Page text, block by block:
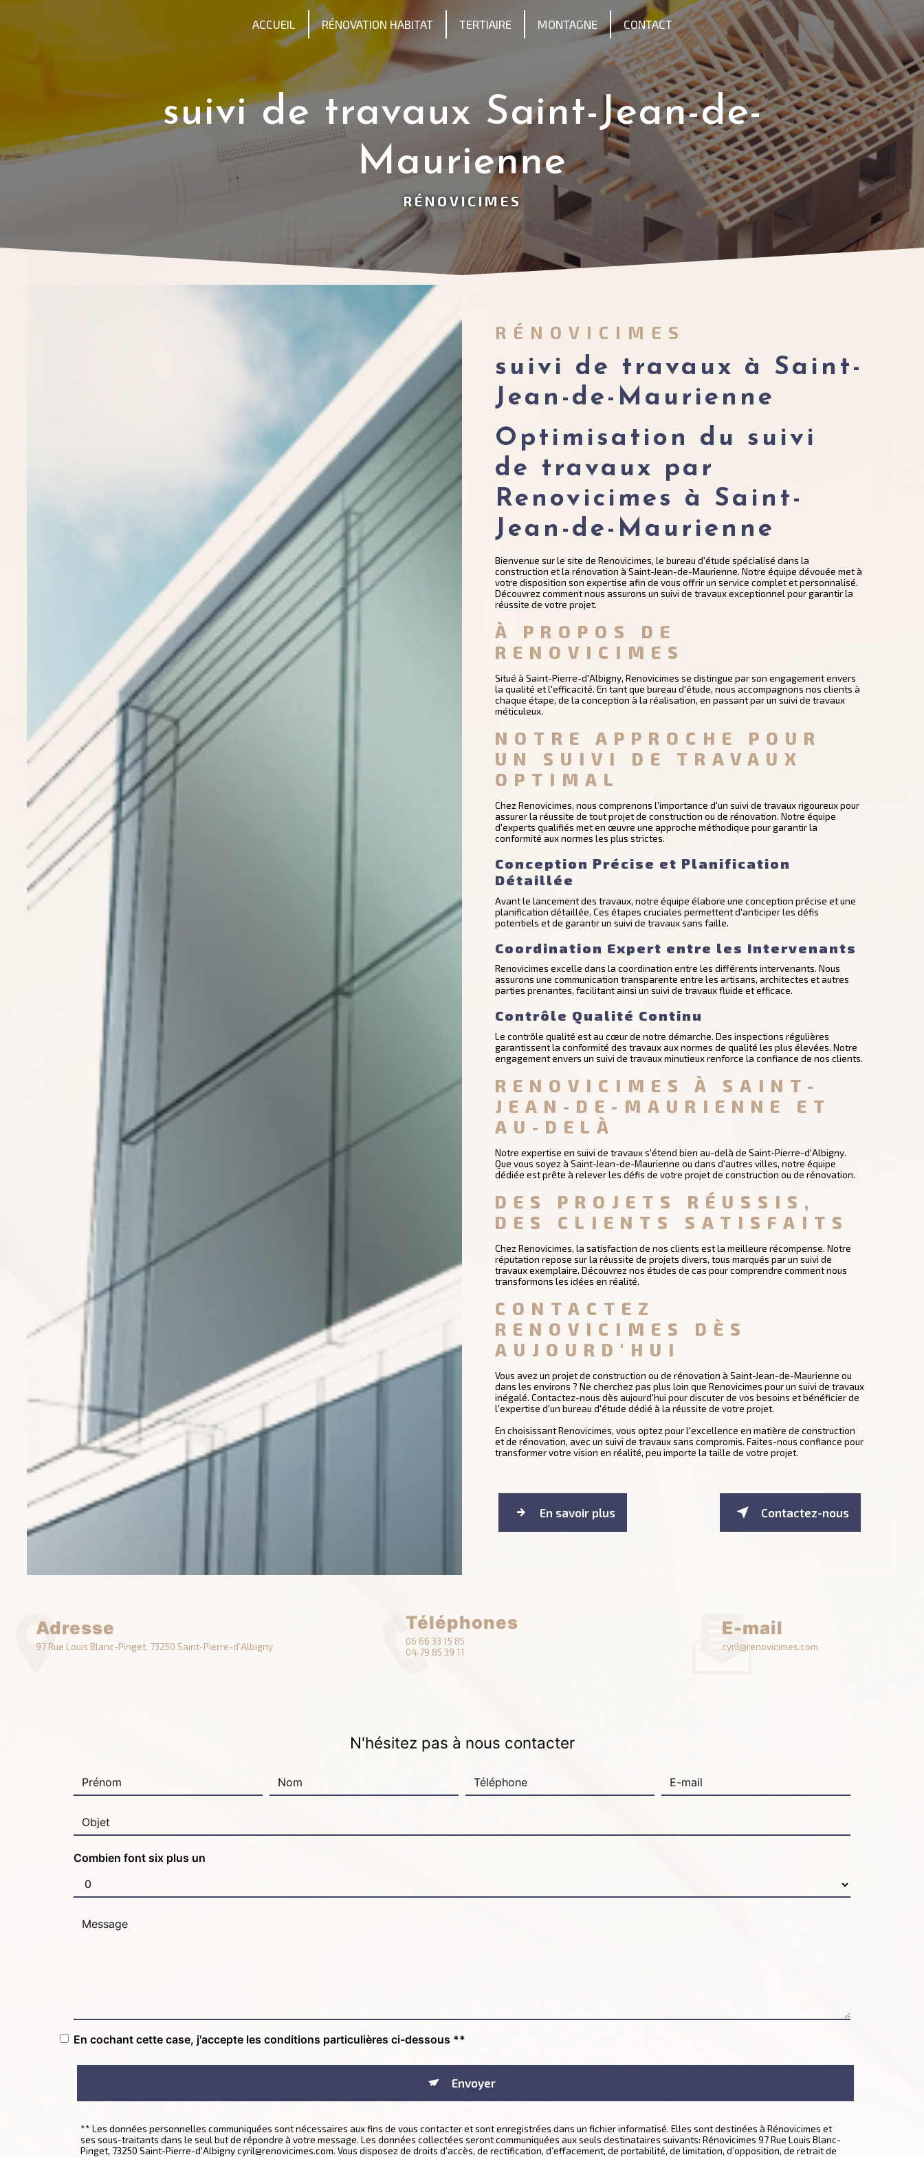
ACCUEIL RÉNOVATION HABITAT TERTIAIRE MONTAGNE CONTACT
suivi de travaux Saint-Jean-de-
Maurienne
RÉNOVICIMES
RÉNOVICIMES
suivi de travaux à Saint-
Jean-de-Maurienne
Optimisation du suivi
de travaux par
Renovicimes à Saint-
Jean-de-Maurienne
Bienvenue sur le site de Renovicimes, le bureau d'étude spécialisé dans la
construction et la rénovation à Saint-Jean-de-Maurienne. Notre équipe dévouée met à
votre disposition son expertise afin de vous offrir un service complet et personnalisé.
Découvrez comment nous assurons un suivi de travaux exceptionnel pour garantir la
réussite de votre projet.
À PROPOS DE
RENOVICIMES
Situé à Saint-Pierre-d'Albigny, Renovicimes se distingue par son engagement envers
la qualité et l'efficacité. En tant que bureau d'étude, nous accompagnons nos clients à
chaque étape, de la conception à la réalisation, en passant par un suivi de travaux
méticuleux.
NOTRE APPROCHE POUR
UN SUIVI DE TRAVAUX
OPTIMAL
Chez Renovicimes, nous comprenons l'importance d'un suivi de travaux rigoureux pour
assurer la réussite de tout projet de construction ou de rénovation. Notre équipe
d'experts qualifiés met en œuvre une approche méthodique pour garantir la
conformité aux normes les plus strictes.
Conception Précise et Planification
Détaillée
Avant le lancement des travaux, notre équipe élabore une conception précise et une
planification détaillée. Ces étapes cruciales permettent d'anticiper les défis
potentiels et de garantir un suivi de travaux sans faille.
Coordination Expert entre les Intervenants
Renovicimes excelle dans la coordination entre les différents intervenants. Nous
assurons une communication transparente entre les artisans, architectes et autres
parties prenantes, facilitant ainsi un suivi de travaux fluide et efficace.
Contrôle Qualité Continu
Le contrôle qualité est au cœur de notre démarche. Des inspections régulières
garantissent la conformité des travaux aux normes de qualité les plus élevées. Notre
engagement envers un suivi de travaux minutieux renforce la confiance de nos clients.
RENOVICIMES À SAINT-
JEAN-DE-MAURIENNE ET
AU-DELÀ
Notre expertise en suivi de travaux s'étend bien au-delà de Saint-Pierre-d'Albigny.
Que vous soyez à Saint-Jean-de-Maurienne ou dans d'autres villes, notre équipe
dédiée est prête à relever les défis de votre projet de construction ou de rénovation.
DES PROJETS RÉUSSIS,
DES CLIENTS SATISFAITS
Chez Renovicimes, la satisfaction de nos clients est la meilleure récompense. Notre
réputation repose sur la réussite de projets divers, tous marqués par un suivi de
travaux exemplaire. Découvrez nos études de cas pour comprendre comment nous
transformons les idées en réalité.
CONTACTEZ
RENOVICIMES DÈS
AUJOURD'HUI
Vous avez un projet de construction ou de rénovation à Saint-Jean-de-Maurienne ou
dans les environs ? Ne cherchez pas plus loin que Renovicimes pour un suivi de travaux
inégalé. Contactez-nous dès aujourd'hui pour discuter de vos besoins et bénéficier de
l'expertise d'un bureau d'étude dédié à la réussite de votre projet.
En choisissant Renovicimes, vous optez pour l'excellence en matière de construction
et de rénovation, avec un suivi de travaux sans compromis. Faites-nous confiance pour
transformer votre vision en réalité, peu importe la taille de votre projet.
En savoir plus Contactez-nous
Adresse
97 Rue Louis Blanc-Pinget, 73250 Saint-Pierre-d'Albigny
Téléphones
06 66 33 15 85
04 79 85 39 11
E-mail
cyril@renovicimes.com
N'hésitez pas à nous contacter
Combien font six plus un
En cochant cette case, j'accepte les conditions particulières ci-dessous **
Envoyer
** Les données personnelles communiquées sont nécessaires aux fins de vous contacter et sont enregistrées dans un fichier informatisé. Elles sont destinées à Rénovicimes et
ses sous-traitants dans le seul but de répondre à votre message. Les données collectées seront communiquées aux seuls destinataires suivants: Rénovicimes 97 Rue Louis Blanc-
Pinget, 73250 Saint-Pierre-d'Albigny cyril@renovicimes.com. Vous disposez de droits d’accès, de rectification, d’effacement, de portabilité, de limitation, d’opposition, de retrait de